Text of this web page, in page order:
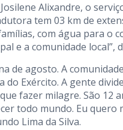
Alixandre, o
tem 03 km de
com água para o
e a comunidade local”,
de agosto. A
Exército. A gente
fazer milagre. São 12
todo mundo. Eu quero
Lima da Silva.